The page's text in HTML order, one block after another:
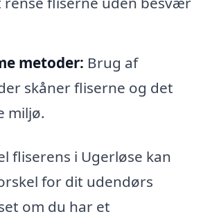
metoder: Brug af
skåner fliserne og det
miljø.
fliserens i Ugerløse kan
for dit udendørs
om du har et